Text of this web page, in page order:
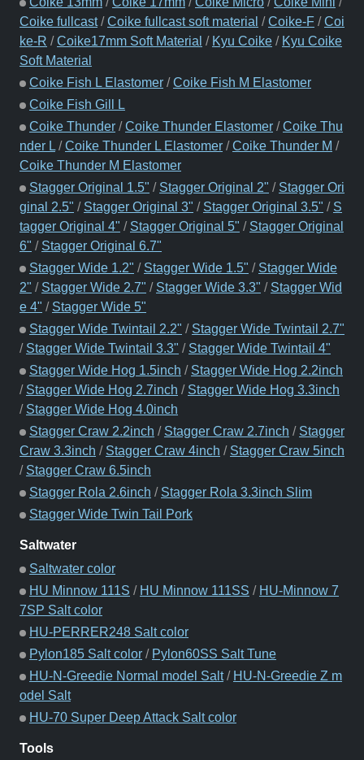
Coike fullcast/Coike fullcast soft material /Coike-F /Coi
ke-R /Coike17mm Soft Material / Kyu Coike / Kyu Coike
Soft Material
Coike Fish L Elastomer /Coike Fish M Elastomer
Coike Fish Gill L
Coike Thunder /Coike Thunder Elastomer /Coike Thu
nder L/Coike Thunder L Elastomer /Coike Thunder M /
Coike Thunder M Elastomer
Stagger Original 1.5" / Stagger Original 2" / Stagger Ori
ginal 2.5" / Stagger Original 3" / Stagger Original 3.5" / S
tagger Original 4" / Stagger Original 5" / Stagger Original
6" / Stagger Original 6.7"
Stagger Wide 1.2" / Stagger Wide 1.5" / Stagger Wide
2" / Stagger Wide 2.7" / Stagger Wide 3.3" / Stagger Wid
e 4" / Stagger Wide 5"
Stagger Wide Twintail 2.2" / Stagger Wide Twintail 2.7"
/ Stagger Wide Twintail 3.3" / Stagger Wide Twintail 4"
Stagger Wide Hog 1.5inch / Stagger Wide Hog 2.2inch
/ Stagger Wide Hog 2.7inch / Stagger Wide Hog 3.3inch
/ Stagger Wide Hog 4.0inch
Stagger Craw 2.2inch / Stagger Craw 2.7inch / Stagger
Craw 3.3inch / Stagger Craw 4inch / Stagger Craw 5inch
/ Stagger Craw 6.5inch
Stagger Rola 2.6inch / Stagger Rola 3.3inch Slim
Stagger Wide Twin Tail Pork
Saltwater
Saltwater color
HU Minnow 111S / HU Minnow 111SS / HU-Minnow 7
7SP Salt color
HU-PERRER248 Salt color
Pylon185 Salt color / Pylon60SS Salt Tune
HU-N-Greedie Normal model Salt/ HU-N-Greedie Z m
odel Salt
HU-70 Super Deep Attack Salt color
Tools